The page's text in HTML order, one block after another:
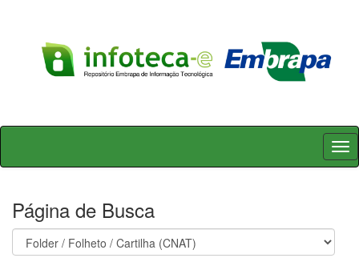
Skip
Página de Busca